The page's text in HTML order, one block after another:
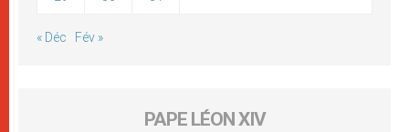
« Déc Fév »
PAPE LÉON XIV